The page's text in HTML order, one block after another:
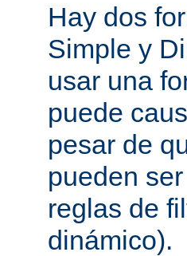
Hay dos
Simple y
usar una
puede
pesar de
pueden
reglas de
dinámico).